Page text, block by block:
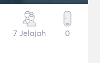
7 Jelajah 0